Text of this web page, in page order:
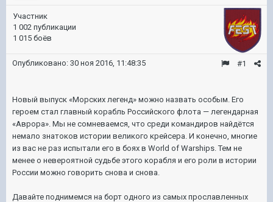
Участник
1 002 публикации
1 015 боёв
#1
Опубликовано: 30 ноя 2016, 11:48:35
Новый выпуск «Морских легенд» можно назвать особым. Его
героем стал главный корабль Российского флота — легендарная
«Аврора». Мы не сомневаемся, что среди командиров найдётся
немало знатоков истории великого крейсера. И конечно, многие
из вас не раз испытали его в боях в World of Warships. Тем не
менее о невероятной судьбе этого корабля и его роли в истории
России можно говорить снова и снова.
Давайте поднимемся на борт одного из самых прославленных